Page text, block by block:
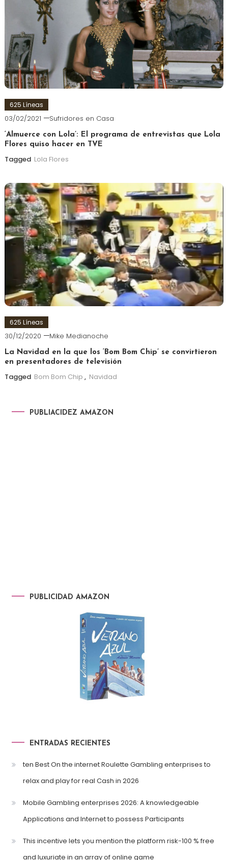
625 Líneas
03/02/2021 Sufridores en Casa
‘Almuerce con Lola’: El programa de entrevistas que Lola
Flores quiso hacer en TVE
Tagged Lola Flores
625 Líneas
30/12/2020 Mike Medianoche
La Navidad en la que los ‘Bom Bom Chip’ se convirtieron
en presentadores de televisión
Tagged Bom Bom Chip , Navidad
PUBLIACIDEZ AMAZON
PUBLICIDAD AMAZON
ENTRADAS RECIENTES
ten Best On the internet Roulette Gambling enterprises to
relax and play for real Cash in 2026
Mobile Gambling enterprises 2026: A knowledgeable
Applications and Internet to possess Participants
This incentive lets you mention the platform risk-100 % free
and luxuriate in an array of online game